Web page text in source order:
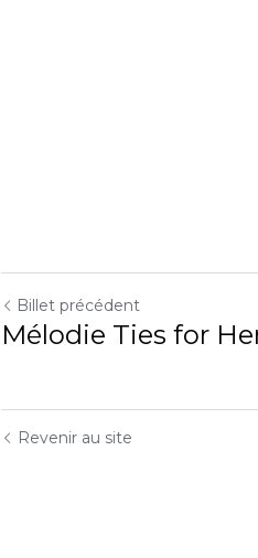
Billet précédent
Mélodie Ties for Her
Revenir au site